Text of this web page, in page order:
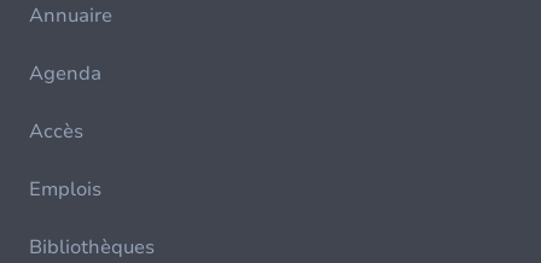
Annuaire
Agenda
Accès
Emplois
Bibliothèques